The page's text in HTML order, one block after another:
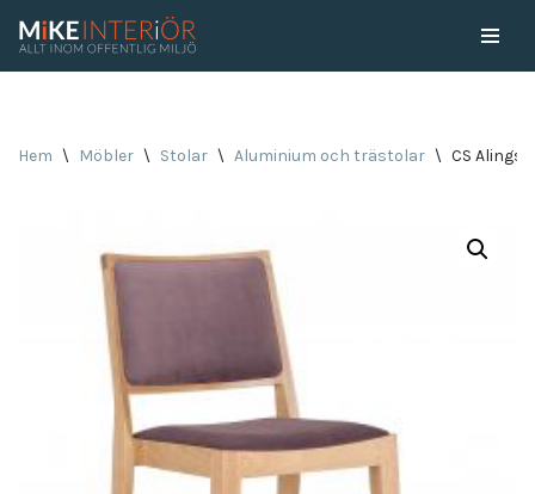
Hem \ Möbler \ Stolar \ Aluminium och trästolar \ CS